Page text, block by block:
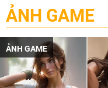
ẢNH GAME
ẢNH GAME